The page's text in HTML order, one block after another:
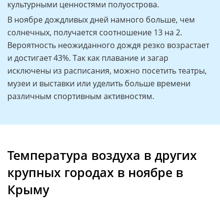
культурными ценностями полуострова.
В ноябре дождливых дней намного больше, чем
солнечных, получается соотношение 13 на 2.
Вероятность неожиданного дождя резко возрастает
и достигает 43%. Так как плавание и загар
исключены из расписания, можно посетить театры,
музеи и выставки или уделить больше времени
различным спортивным активностям.
Температура воздуха в других
крупных городах в ноябре в
Крыму